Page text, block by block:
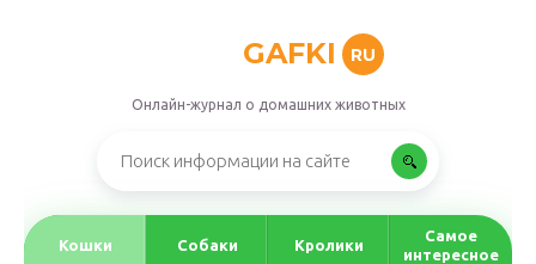
GAFKI RU
Онлайн-журнал о домашних животных
Кошки Собаки Кролики
Самое
интересное